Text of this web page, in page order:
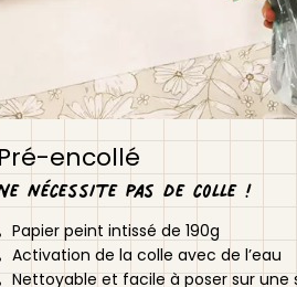
Pré-encollé
nécessite pas de colle !
Papier peint intissé de 190g
Activation de la colle avec de l’eau
Nettoyable et facile à poser sur